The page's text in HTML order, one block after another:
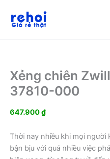
dung
Xẻng chiên
37810-000
647.900₫
Thời nay nhiều khi mọi
bận bịu với quá nhiều việc